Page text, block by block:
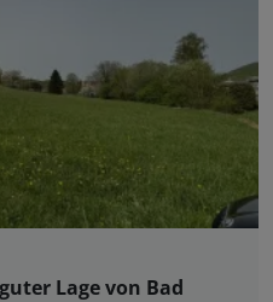
Lage von Bad